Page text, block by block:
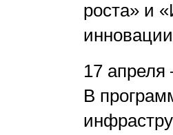
роста» и
17
В